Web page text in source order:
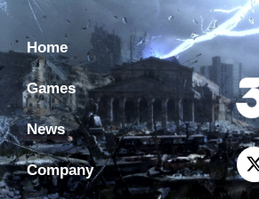
Home
Games
News
Company